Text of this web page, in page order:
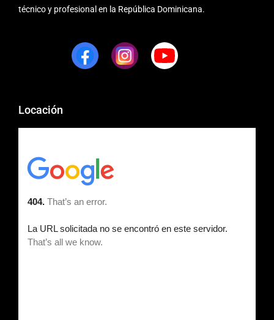
técnico y profesional en la República Dominicana.
Locación